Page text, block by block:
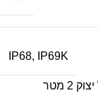
IP68, IP69K